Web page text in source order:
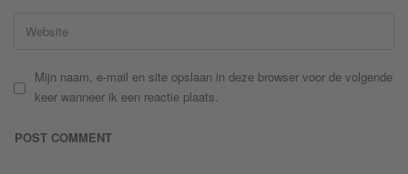
Mijn naam, e-mail en site opslaan in deze browser voor de volgende
keer wanneer ik een reactie plaats.